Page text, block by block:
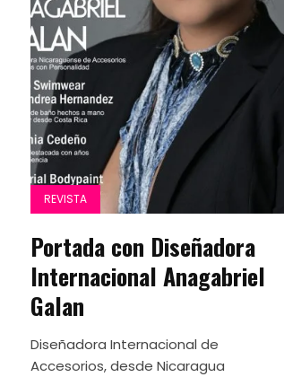
REVISTA
Portada con Diseñadora
Internacional Anagabriel
Galan
Diseñadora Internacional de
Accesorios, desde Nicaragua